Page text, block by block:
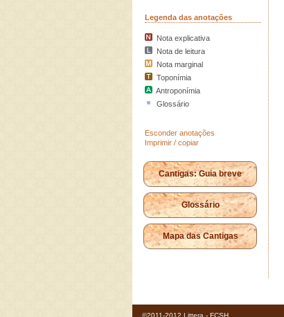
Legenda das anotações
Nota explicativa
Nota de leitura
Nota marginal
Toponímia
Antroponímia
Glossário
Esconder anotações
Imprimir / copiar
Cantigas: Guia breve
Glossário
Mapa das Cantigas
©2011-2012 Littera - FCSH